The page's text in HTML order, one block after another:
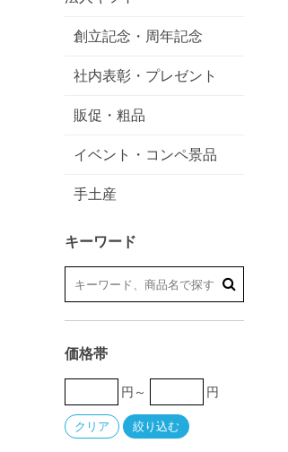
創立記念・周年記念
社内表彰・プレゼント
販促・粗品
イベント・コンペ景品
手土産
キーワード
価格帯
円～ 円